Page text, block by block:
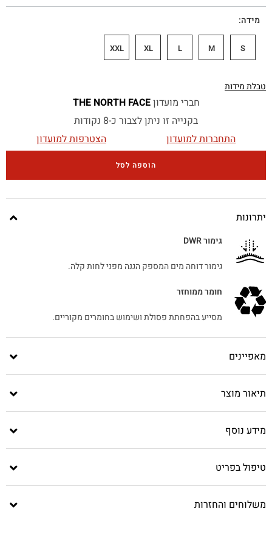
מידה
S
M
L
XL
XXL
טבלת מידות
חברי מועדוןTHE NORTH FACE
בקנייה זו ניתן לצבור כ-8 נקודות
התחברות למועדון
הצטרפות למועדון
הוספה לסל
יתרונות
גימור DWR
גימור דוחה מים המספק הגנה מפני לחות קלה.
חומר ממוחזר
מסייע בהפחתת פסולת ושימוש בחומרים מקוריים.
מאפיינים
תיאור מוצר
מידע נוסף
טיפול בפריט
משלוחים והחזרות